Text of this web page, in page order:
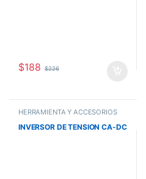
$188 $226
HERRAMIENTA Y ACCESORIOS
INVERSOR DE TENSION CA-DC